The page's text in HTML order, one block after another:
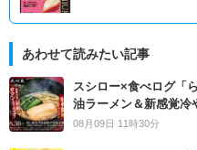
あわせて読みたい記事
スシロー×食べログ「
油ラーメン＆新感覚冷
08月09日 11時30分